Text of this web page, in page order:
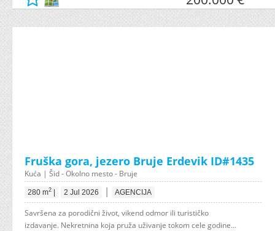
Fruška gora, jezero Bruje Erdevik ID#1435
Kuća | Šid - Okolno mesto - Bruje
280 m2 2 Jul 2026 | AGENCIJA
Savršena za porodični život, vikend odmor ili turističko
izdavanje. Nekretnina koja pruža uživanje tokom cele godine...